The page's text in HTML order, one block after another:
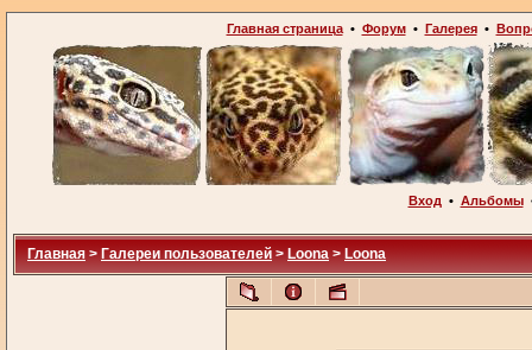
Главная страница• Форум• Галерея•
Вход • Альбомы
Главная > Галереи пользователей > Loona > Loona